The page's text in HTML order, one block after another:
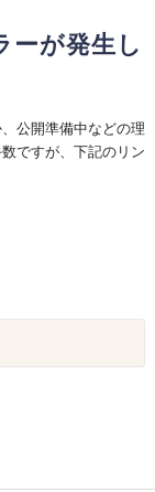
ーが発生し
公開準備中などの理
ですが、下記のリン